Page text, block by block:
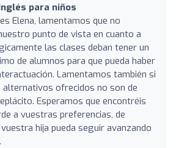
para niños
Elena, lamentamos que no
punto de vista en cuanto a
las clases deban tener un
de alumnos para que pueda haber
Lamentamos también si
ofrecidos no son de
Esperamos que encontréis
a vuestras preferencias, de
hija pueda seguir avanzando